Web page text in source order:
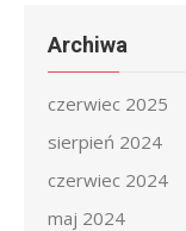
Archiwa
czerwiec 2025
sierpień 2024
czerwiec 2024
maj 2024